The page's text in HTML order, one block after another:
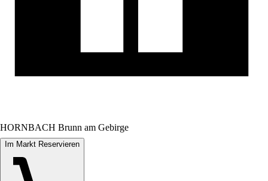
HORNBACH Brunn am Gebirge
Im Markt Reservieren